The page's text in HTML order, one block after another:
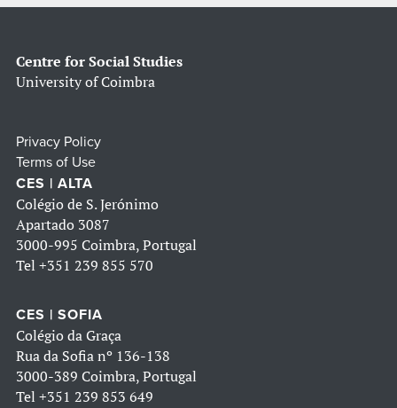
Centre for Social Studies
University of Coimbra
Privacy Policy
Terms of Use
CES | ALTA
Colégio de S. Jerónimo
Apartado 3087
3000-995 Coimbra, Portugal
Tel +351 239 855 570
CES | SOFIA
Colégio da Graça
Rua da Sofia nº 136-138
3000-389 Coimbra, Portugal
Tel +351 239 853 649